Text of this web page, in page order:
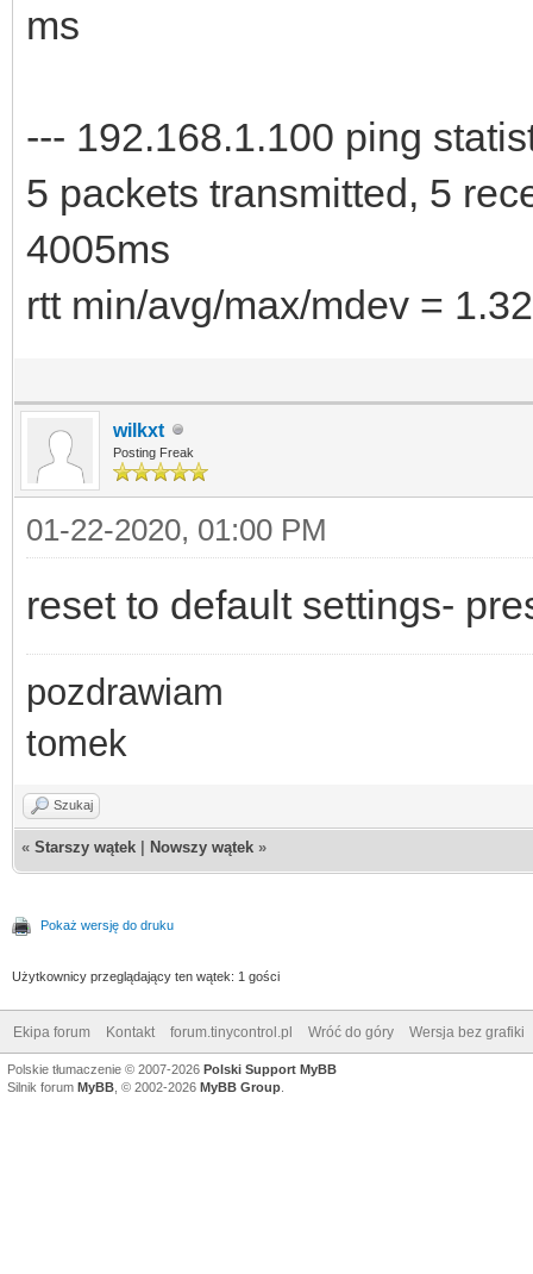
ms
--- 192.168.1.100 ping
5 packets transmitted, 5
4005ms
rtt min/avg/max/mdev =
wilkxt
Posting Freak
01-22-2020, 01:00 PM
reset to default settings-
pozdrawiam
tomek
Szukaj
« Starszy wątek Nowszy wątek »
Pokaż wersję do druku
Użytkownicy przeglądający ten wątek: 1 gości
Ekipa forum Kontakt forum.tinycontrol.pl Wróć do góry Wersja bez grafiki
Polskie tłumaczenie © 2007-2026 Polski Support MyBB
Silnik forum MyBB , © 2002-2026 MyBB Group